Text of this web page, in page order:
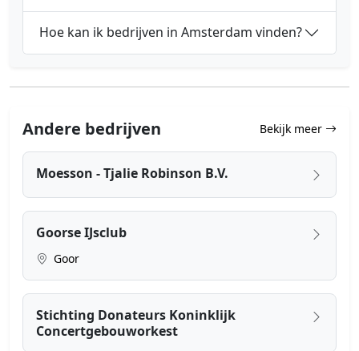
Hoe kan ik bedrijven in Amsterdam vinden?
Andere bedrijven Bekijk meer
Moesson - Tjalie Robinson B.V.
Goorse IJsclub
Goor
Stichting Donateurs Koninklijk
Concertgebouworkest